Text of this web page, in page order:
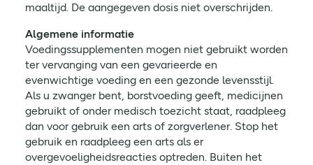
maaltijd. De aangegeven dosis niet overschrijden.
Algemene informatie
Voedingssupplementen mogen niet gebruikt worden
ter vervanging van een gevarieerde en
evenwichtige voeding en een gezonde levensstijl.
Als u zwanger bent, borstvoeding geeft, medicijnen
gebruikt of onder medisch toezicht staat, raadpleeg
dan voor gebruik een arts of zorgverlener. Stop het
gebruik en raadpleeg een arts als er
overgevoeligheidsreacties optreden. Buiten het